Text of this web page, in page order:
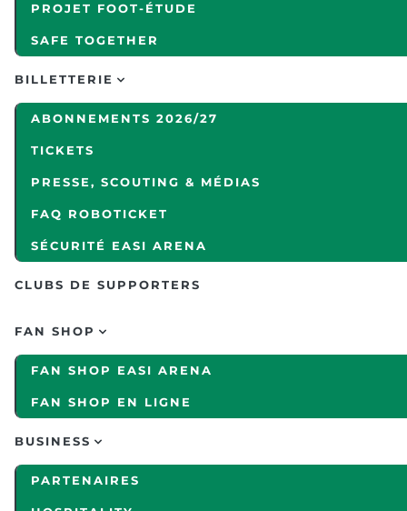
PROJET FOOT-ÉTUDE
SAFE TOGETHER
BILLETTERIE
ABONNEMENTS 2026/27
TICKETS
PRESSE, SCOUTING & MÉDIAS
FAQ ROBOTICKET
SÉCURITÉ EASI ARENA
CLUBS DE SUPPORTERS
FAN SHOP
FAN SHOP EASI ARENA
FAN SHOP EN LIGNE
BUSINESS
PARTENAIRES